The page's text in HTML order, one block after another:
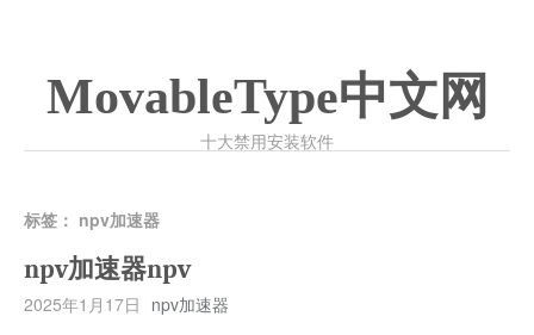
MovableType中文网
十大禁用安装软件
标签： npv加速器
npv加速器npv
2025年1月17日 npv加速器